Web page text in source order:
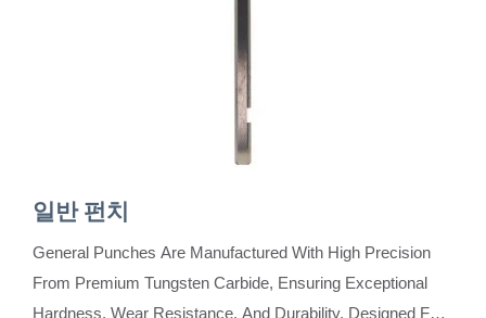
일반 펀치
General Punches Are Manufactured With High Precision
From Premium Tungsten Carbide, Ensuring Exceptional
Hardness, Wear Resistance, And Durability. Designed For